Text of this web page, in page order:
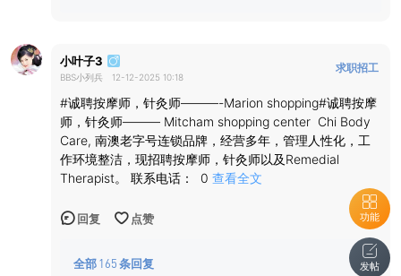
功能
发帖
求职招工
小叶子3
BBS小列兵 12-12-2025 10:18
#诚聘按摩师，针灸师———-Marion shopping#诚聘按摩
师，针灸师——— Mitcham shopping center Chi Body
Care, 南澳老字号连锁品牌，经营多年，管理人性化，工
作环境整洁，现招聘按摩师，针灸师以及Remedial
Therapist。 联系电话： 0查看全文
回复 点赞
全部165条回复